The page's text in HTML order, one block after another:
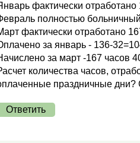
фактически
полностью больничный
фактически отработано
за январь - 136-
за март -167 часов
количества часов,
праздничные дни?
Ответить